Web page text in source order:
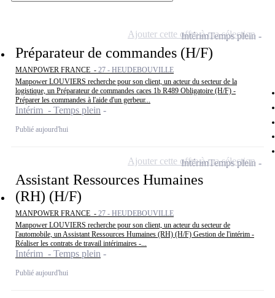
Préparateur de commandes (H/F)
MANPOWER FRANCE - 27 - HEUDEBOUVILLE
Manpower LOUVIERS recherche pour son client, un acteur du secteur de la
logistique, un Préparateur de commandes caces 1b R489 Obligatoire (H/F) -
Préparer les commandes à l'aide d'un gerbeur...
Intérim - Temps plein
Publié aujourd'hui
IntérimTemps plein
Ajouter cette offre à ma sélection
Assistant Ressources Humaines
(RH) (H/F)
MANPOWER FRANCE - 27 - HEUDEBOUVILLE
Manpower LOUVIERS recherche pour son client, un acteur du secteur de
l'automobile, un Assistant Ressources Humaines (RH) (H/F) Gestion de l'intérim -
Réaliser les contrats de travail intérimaires -...
Intérim - Temps plein
Publié aujourd'hui
IntérimTemps plein
Ajouter cette offre à ma sélection